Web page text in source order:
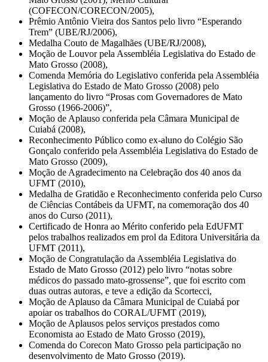
(COFECON/CORECON/2005),
Prêmio Antônio Vieira dos Santos pelo livro “Esperando
Trem” (UBE/RJ/2006),
Medalha Couto de Magalhães (UBE/RJ/2008),
Moção de Louvor pela Assembléia Legislativa do Estado de
Mato Grosso (2008),
Comenda Memória do Legislativo conferida pela Assembléia
Legislativa do Estado de Mato Grosso (2008) pelo
lançamento do livro “Prosas com Governadores de Mato
Grosso (1966-2006)”,
Moção de Aplauso conferida pela Câmara Municipal de
Cuiabá (2008),
Reconhecimento Público como ex-aluno do Colégio São
Gonçalo conferido pela Assembléia Legislativa do Estado de
Mato Grosso (2009),
Moção de Agradecimento na Celebração dos 40 anos da
UFMT (2010),
Medalha de Gratidão e Reconhecimento conferida pelo Curso
de Ciências Contábeis da UFMT, na comemoração dos 40
anos do Curso (2011),
Certificado de Honra ao Mérito conferido pela EdUFMT
pelos trabalhos realizados em prol da Editora Universitária da
UFMT (2011),
Moção de Congratulação da Assembléia Legislativa do
Estado de Mato Grosso (2012) pelo livro “notas sobre
médicos do passado mato-grossense”, que foi escrito com
duas outras autoras, e teve a edição da Scortecci,
Moção de Aplauso da Câmara Municipal de Cuiabá por
apoiar os trabalhos do CORAL/UFMT (2019),
Moção de Aplausos pelos serviços prestados como
Economista ao Estado de Mato Grosso (2019),
Comenda do Corecon Mato Grosso pela participação no
desenvolvimento de Mato Grosso (2019).